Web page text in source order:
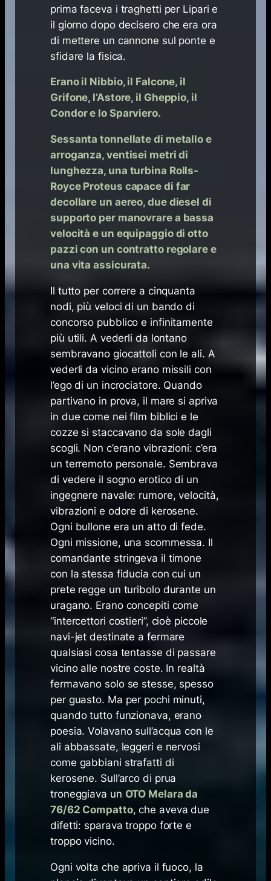
prima faceva i traghetti per Lipari e
il giorno dopo decisero che era ora
di mettere un cannone sul ponte e
sfidare la fisica.
Erano il Nibbio, il Falcone, il
Grifone, l’Astore, il Gheppio, il
Condor e lo Sparviero.
Sessanta tonnellate di metallo e
arroganza, ventisei metri di
lunghezza, una turbina Rolls-
Royce Proteus capace di far
decollare un aereo, due diesel di
supporto per manovrare a bassa
velocità e un equipaggio di otto
pazzi con un contratto regolare e
una vita assicurata.
Il tutto per correre a cinquanta
nodi, più veloci di un bando di
concorso pubblico e infinitamente
più utili. A vederli da lontano
sembravano giocattoli con le ali. A
vederli da vicino erano missili con
l’ego di un incrociatore. Quando
partivano in prova, il mare si apriva
in due come nei film biblici e le
cozze si staccavano da sole dagli
scogli. Non c’erano vibrazioni: c’era
un terremoto personale. Sembrava
di vedere il sogno erotico di un
ingegnere navale: rumore, velocità,
vibrazioni e odore di kerosene.
Ogni bullone era un atto di fede.
Ogni missione, una scommessa. Il
comandante stringeva il timone
con la stessa fiducia con cui un
prete regge un turibolo durante un
uragano. Erano concepiti come
“intercettori costieri”, cioè piccole
navi-jet destinate a fermare
qualsiasi cosa tentasse di passare
vicino alle nostre coste. In realtà
fermavano solo se stesse, spesso
per guasto. Ma per pochi minuti,
quando tutto funzionava, erano
poesia. Volavano sull’acqua con le
ali abbassate, leggeri e nervosi
come gabbiani strafatti di
kerosene. Sull’arco di prua
troneggiava un OTO Melara da
76/62 Compatto, che aveva due
difetti: sparava troppo forte e
troppo vicino.
Ogni volta che apriva il fuoco, la